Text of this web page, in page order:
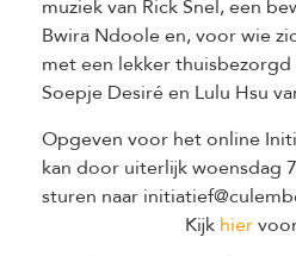
muziek van Rick Snel, een
Bwira Ndoole en, voor wie
met een lekker
Soepje Desiré en Lulu Hsu
Opgeven voor het online
kan door uiterlijk woensdag
sturen naar
Kijk hier